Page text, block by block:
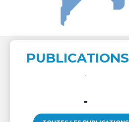
PUBLICATIONS
-